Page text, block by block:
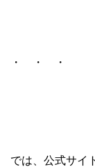
・ ・ ・
では、公式サイ